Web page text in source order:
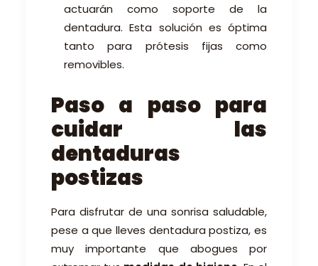
actuarán como soporte de la
dentadura. Esta solución es óptima
tanto para prótesis fijas como
removibles.
Paso a paso para
cuidar las
dentaduras
postizas
Para disfrutar de una sonrisa saludable,
pese a que lleves dentadura postiza, es
muy importante que abogues por